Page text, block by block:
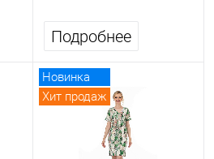
Подробнее
Новинка
Хит продаж